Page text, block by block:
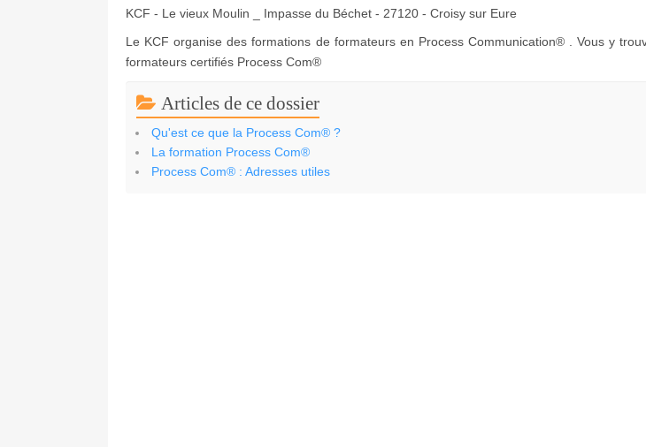
KCF - Le vieux Moulin _ Impasse du Béchet - 27120 - Croisy sur Eure
Le KCF organise des formations de formateurs en Process Communication® . Vous y
formateurs certifiés Process Com®
Articles de ce dossier
Qu'est ce que la Process Com® ?
La formation Process Com®
Process Com® : Adresses utiles